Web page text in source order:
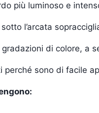
più luminoso e
l’arcata
di colore, a
sono di facile